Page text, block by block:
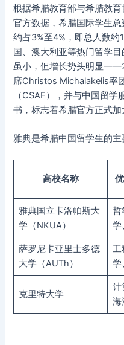
根据希腊教育部与希腊教
官方数据，希腊国际学生
约占3%至4%，即总人数
国、澳大利亚等热门留学
虽小，但增长势头明显
席Christos Michalakelis率
（CSAF），并与中国留
书，标志着希腊官方正式加
雅典是希腊中国留学生的
高校名称
雅典国立卡洛帕斯大
学（NKUA）
哲
学
萨罗尼卡亚里士多德
大学（AUTh）
工
学
克里特大学
计
海